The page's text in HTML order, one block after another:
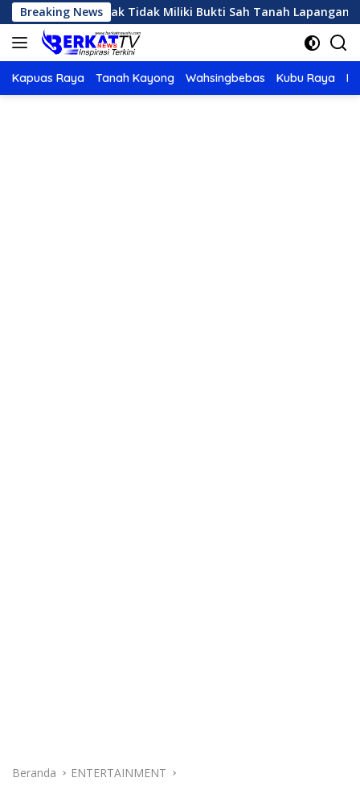
Langsung
ke
konten
Breaking News
Landak Tidak Miliki Bukti Sah Tanah Lapangan Bardanadi
Kapuas Raya Tanah Kayong Wahsingbebas Kubu Raya
Beranda ENTERTAINMENT